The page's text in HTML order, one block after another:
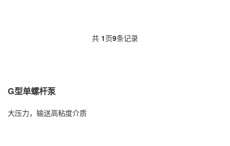
共 1页9条记录
G型单螺杆泵
大压力，输送高粘度介质